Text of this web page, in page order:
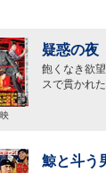
疑惑の夜
飽くなき欲
スで貫かれ
鯨と斗う